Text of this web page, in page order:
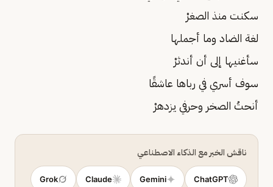
سكنت منذ الصغرْ
لغة الضاد وما أجملها
سأغنيها إلى أن أندثرْ
سوف أسري في رباها عاشقًا
أنحتُ الصخر وحرفي يزدهرْ
ناقش الخبر مع الذكاء الاصطناعي
ChatGPT
Gemini
Claude
Grok